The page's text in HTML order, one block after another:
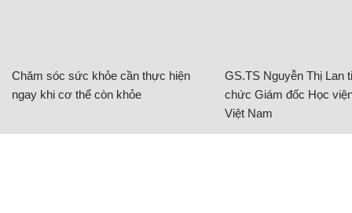
Chăm sóc sức khỏe cần thực hiện
ngay khi cơ thể còn khỏe
GS.TS Nguyễn Thị Lan
chức Giám đốc Học
Việt Nam